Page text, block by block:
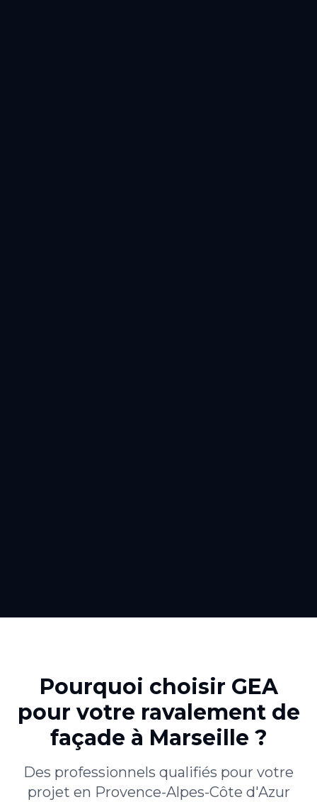
Pourquoi choisir GEA
pour votre ravalement de
façade à Marseille ?
Des professionnels qualifiés pour votre
projet en Provence-Alpes-Côte d'Azur